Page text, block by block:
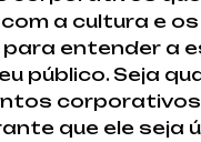
a cultura e
entender a
público. Seja
que ele seja